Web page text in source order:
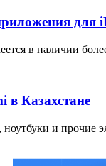
для
в наличии
Казахстане
и прочие